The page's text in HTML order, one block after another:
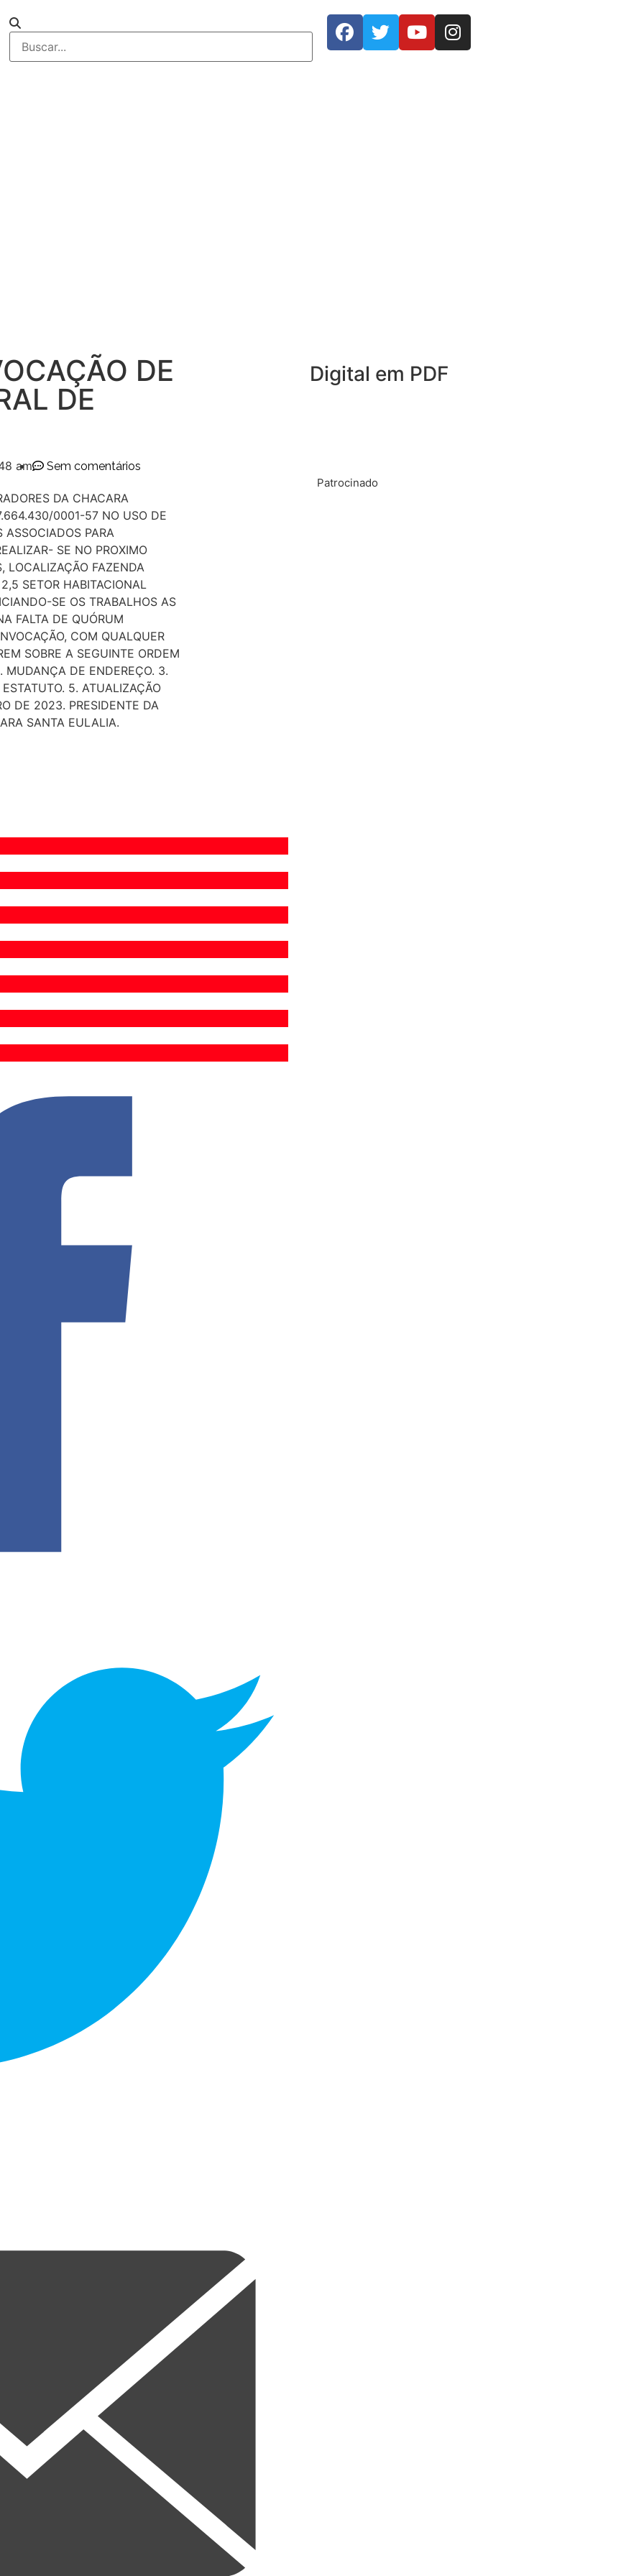
DE
DE
am Sem comentários
DA CHACARA
0001-57 NO USO DE
ASSOCIADOS PARA
SE NO PROXIMO
LOCALIZAÇÃO FAZENDA
SETOR HABITACIONAL
SE OS TRABALHOS AS
FALTA DE QUÓRUM
COM QUALQUER
SOBRE A SEGUINTE ORDEM
MUDANÇA DE ENDEREÇO. 3.
5. ATUALIZAÇÃO
DE 2023. PRESIDENTE DA
SANTA EULALIA.
Digital em PDF
Patrocinado